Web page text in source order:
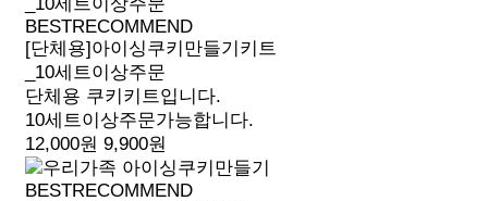
BESTRECOMMEND
[단체용]아이싱쿠키만들기키트
_10세트이상주문
단체용 쿠키키트입니다.
10세트이상주문가능합니다.
12,000원 9,900원
BESTRECOMMEND